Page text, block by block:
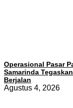
Operasional Pasar
Samarinda
Berjalan
Agustus 4, 2026